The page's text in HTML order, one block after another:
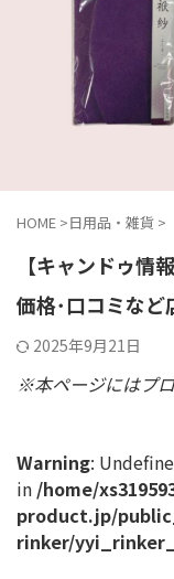
HOME >日用品・雑貨 >
【キャンドゥ情
価格･口コミなど
2025年9月21日
※本ページにはプ
Warning:
in /home/
product.jp/
rinker/